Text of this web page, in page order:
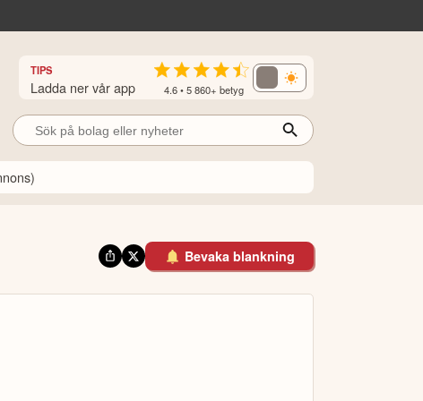
TIPS
Ladda ner vår app 4.6 • 5 860+ betyg
Bevaka blankning